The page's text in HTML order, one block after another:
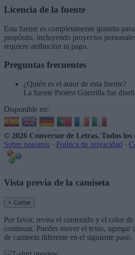
Licencia de la fuente
Esta fuente es completamente gratuita
propósito, incluyendo proyectos
requiere atribución ni pago.
Preguntas frecuentes
¿Quién es el autor de esta fuente?
La fuente Protest Guerrilla fue
Disponible en:
© 2026 Conversor de Letras. Todos los
Sobre nosotros · Política de privacidad ·
Vista previa de la camiseta
× Cerrar
Por favor, revisa el contenido y el color de
continuar. Puedes mover el texto, agregar
de camiseta diferente en el siguiente paso.